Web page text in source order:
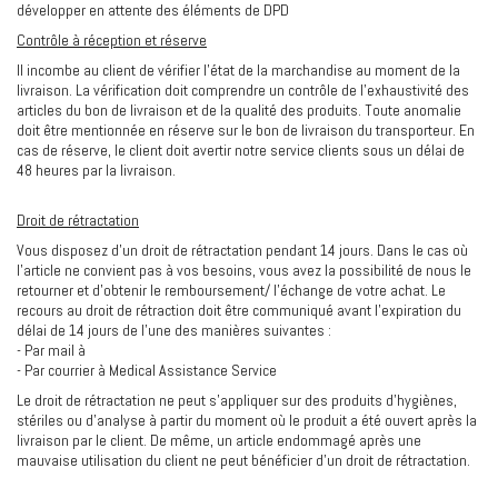
développer en attente des éléments de DPD
Contrôle à réception et réserve
Il incombe au client de vérifier l’état de la marchandise au moment de la
livraison. La vérification doit comprendre un contrôle de l’exhaustivité des
articles du bon de livraison et de la qualité des produits. Toute anomalie
doit être mentionnée en réserve sur le bon de livraison du transporteur. En
cas de réserve, le client doit avertir notre service clients sous un délai de
48 heures par la livraison.
Droit de rétractation
Vous disposez d’un droit de rétractation pendant 14 jours. Dans le cas où
l’article ne convient pas à vos besoins, vous avez la possibilité de nous le
retourner et d’obtenir le remboursement/ l’échange de votre achat. Le
recours au droit de rétraction doit être communiqué avant l’expiration du
délai de 14 jours de l’une des manières suivantes :
- Par mail à
- Par courrier à Medical Assistance Service
Le droit de rétractation ne peut s’appliquer sur des produits d’hygiènes,
stériles ou d’analyse à partir du moment où le produit a été ouvert après la
livraison par le client. De même, un article endommagé après une
mauvaise utilisation du client ne peut bénéficier d’un droit de rétractation.